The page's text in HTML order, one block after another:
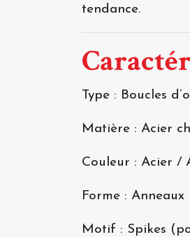
tendance.
Type : Boucles
Matière : Acier
Couleur : Acier /
Forme : Anneaux
Motif : Spikes